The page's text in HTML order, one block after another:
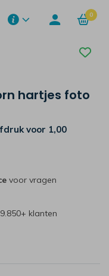
0
hartjes foto
voor 1,00
voor vragen
klanten